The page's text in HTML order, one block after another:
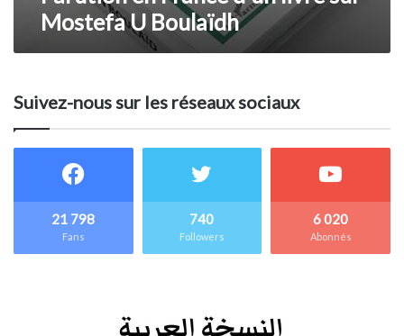
Mostefa U Boulaïdh
Suivez-nous sur les réseaux sociaux
21 798
Fans
740
Followers
6 020
Abonnés